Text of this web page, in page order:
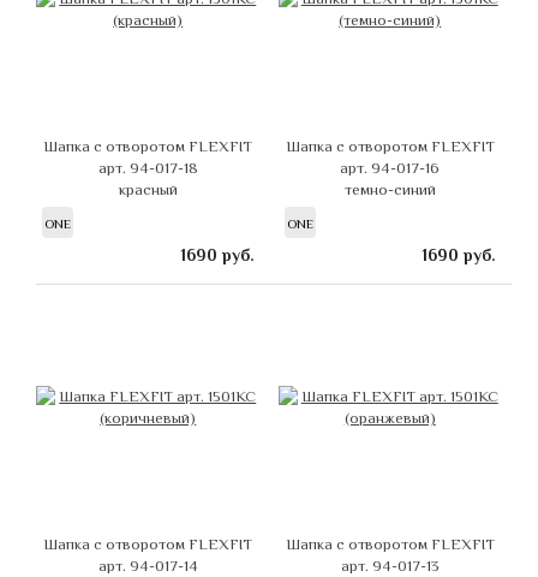
Шапка с отворотом FLEXFIT
арт. 94-017-18
красный
ONE
1690 руб.
Шапка с отворотом FLEXFIT
арт. 94-017-16
темно-синий
ONE
1690 руб.
Шапка с отворотом FLEXFIT
арт. 94-017-14
Шапка с отворотом FLEXFIT
арт. 94-017-13